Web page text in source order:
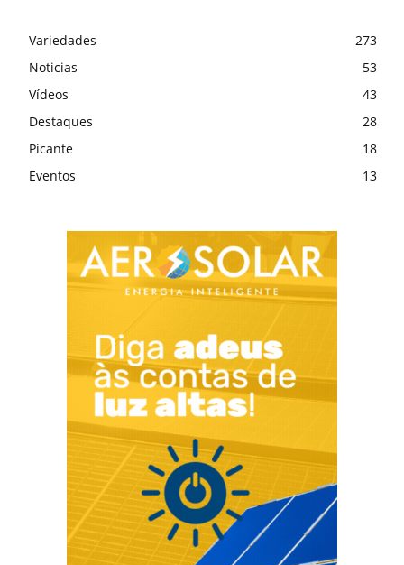
Variedades
273
Noticias
53
Vídeos
43
Destaques
28
Picante
18
Eventos
13